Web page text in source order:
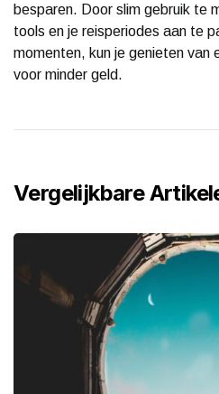
besparen. Door slim gebruik te
tools en je reisperiodes aan te
momenten, kun je genieten van
voor minder geld.
Vergelijkbare